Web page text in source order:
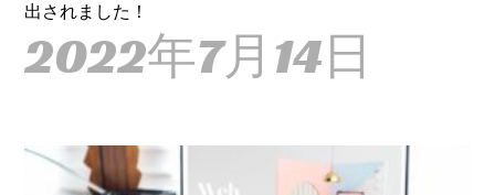
出されました！
2022年7月14日